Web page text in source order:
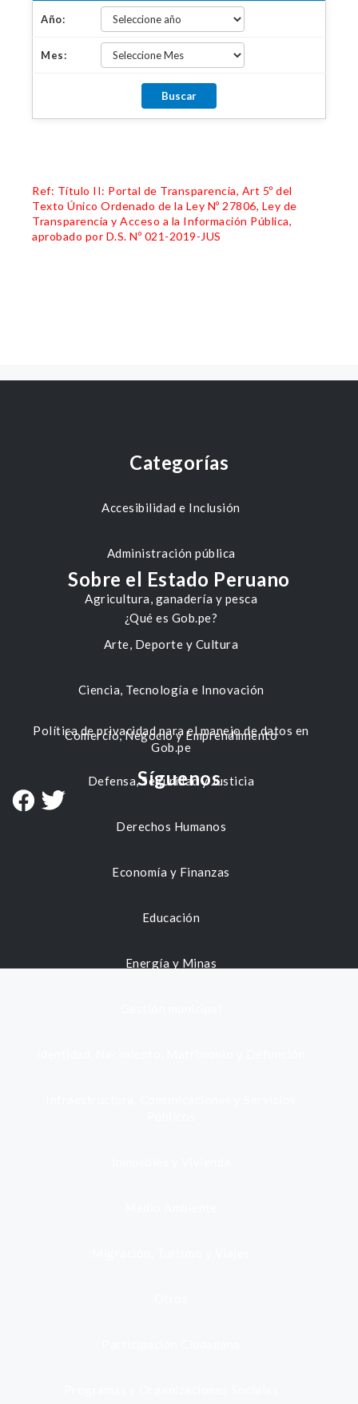
Año:
Mes:
Ref: Título II: Portal de Transparencia, Art 5º del
Texto Único Ordenado de la Ley Nº 27806, Ley de
Transparencia y Acceso a la Información Pública,
aprobado por D.S. Nº 021-2019-JUS
Categorías
Accesibilidad e Inclusión
Administración pública
Agricultura, ganadería y pesca
Arte, Deporte y Cultura
Ciencia, Tecnología e Innovación
Comercio, Negocio y Emprendimiento
Defensa, Seguridad y Justicia
Derechos Humanos
Economía y Finanzas
Educación
Energía y Minas
Sobre el Estado Peruano
¿Qué es Gob.pe?
Política de privacidad para el manejo de datos en
Gob.pe
Síguenos